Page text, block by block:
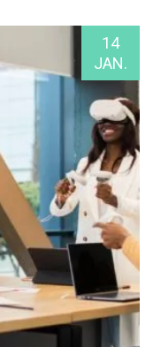
14
JAN.